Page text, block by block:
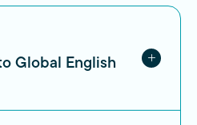
Global English